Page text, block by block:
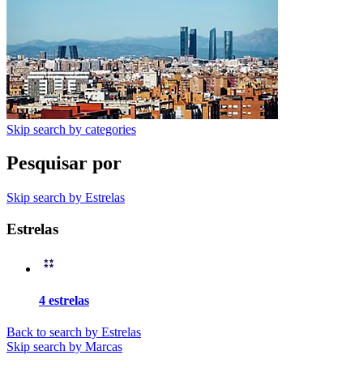
Skip search by categories
Pesquisar por
Skip search by Estrelas
Estrelas
4 estrelas
Back to search by Estrelas
Skip search by Marcas